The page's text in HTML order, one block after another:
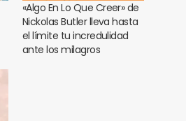
«Algo En Lo Que Creer» de
Nickolas Butler lleva hasta
el límite tu incredulidad
ante los milagros